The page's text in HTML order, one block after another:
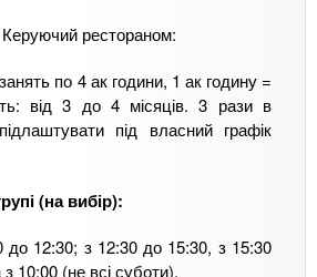
рестораном:
по 4 ак години, 1 ак годину =
від 3 до 4 місяців. 3 рази в
під власний графік
(на вибір):
до 12:30; з 12:30 до 15:30, з 15:30
10:00 (не всі суботи).